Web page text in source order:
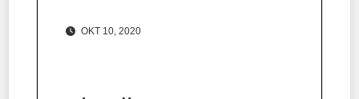
ΟΚΤ 10, 2020